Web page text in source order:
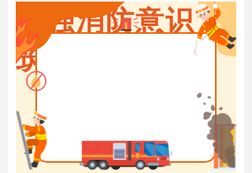
增强消防意识
筑牢安全防线